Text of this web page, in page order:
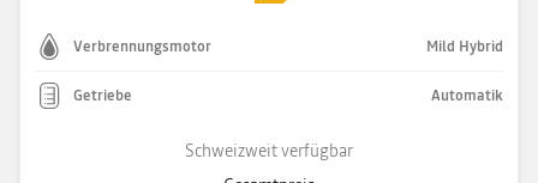
Verbrennungsmotor Mild Hybrid
Getriebe Automatik
Schweizweit verfügbar